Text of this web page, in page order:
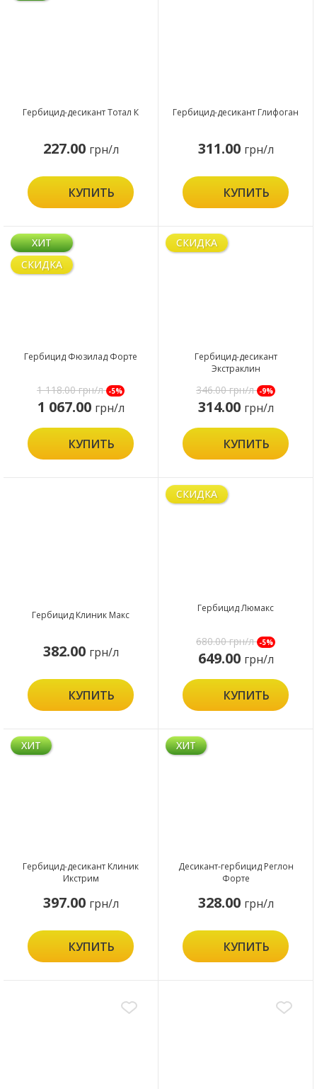
Гербицид-десикант Тотал К
227.00 грн/л
КУПИТЬ
Гербицид-десикант Глифоган
311.00 грн/л
КУПИТЬ
ХИТ
СКИДКА
Гербицид Фюзилад Форте
1 118.00грн/л -5%
1 067.00 грн/л
КУПИТЬ
СКИДКА
Гербицид-десикант
Экстраклин
346.00грн/л -9%
314.00 грн/л
КУПИТЬ
Гербицид Клиник Макс
382.00 грн/л
КУПИТЬ
СКИДКА
Гербицид Люмакс
680.00грн/л -5%
649.00 грн/л
КУПИТЬ
ХИТ
Гербицид-десикант Клиник
Икстрим
397.00 грн/л
КУПИТЬ
ХИТ
Десикант-гербицид Реглон
Форте
328.00 грн/л
КУПИТЬ